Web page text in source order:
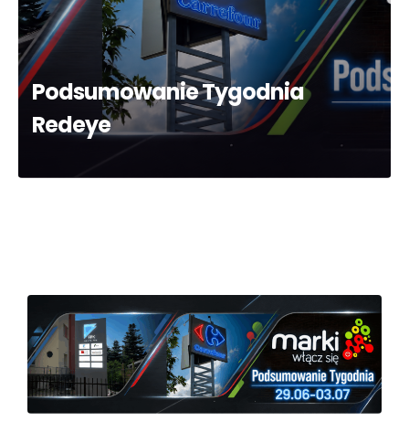
Podsumowanie Tygodnia
Redeye